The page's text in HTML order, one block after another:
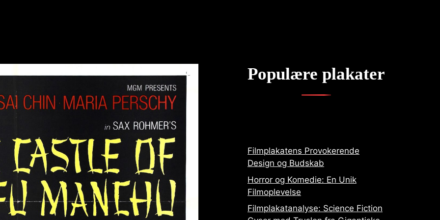
Populære plakater
Filmplakatens Provokerende
Design og Budskab
Horror og Komedie: En Unik
Filmoplevelse
Filmplakatanalyse: Science Fiction